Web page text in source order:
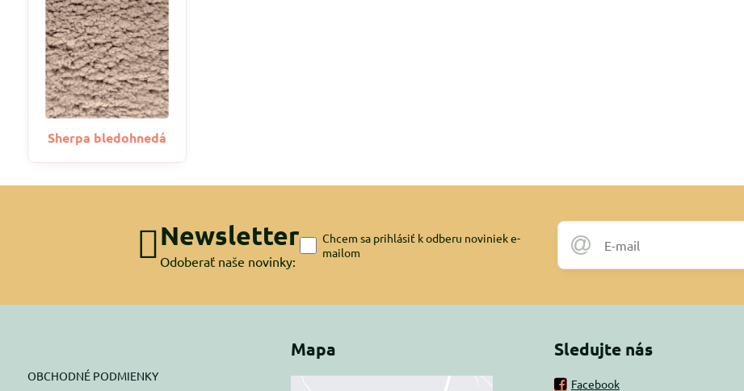
Sherpa bledohnedá
Newsletter
Odoberať naše novinky:
Chcem sa prihlásiť k odberu noviniek e-
mailom
OBCHODNÉ PODMIENKY
Mapa Sledujte nás
Facebook